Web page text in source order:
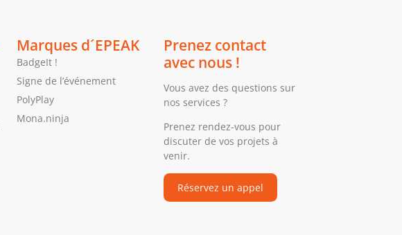
Marques d´EPEAK
BadgeIt !
Signe de l’événement
PolyPlay
Mona.ninja
Prenez contact
avec nous !
Vous avez des questions sur
nos services ?
Prenez rendez-vous pour
discuter de vos projets à
venir.
Réservez un appel